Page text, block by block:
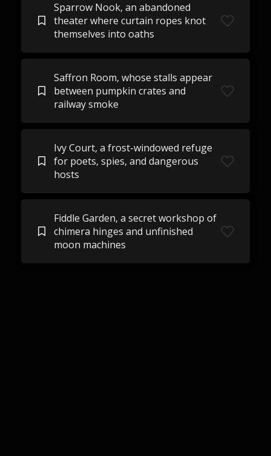
Sparrow Nook, an abandoned
theater where curtain ropes knot
themselves into oaths
Saffron Room, whose stalls appear
between pumpkin crates and
railway smoke
Ivy Court, a frost-windowed refuge
for poets, spies, and dangerous
hosts
Fiddle Garden, a secret workshop of
chimera hinges and unfinished
moon machines